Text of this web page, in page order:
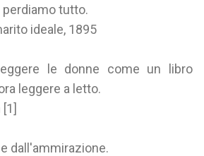
tutto.
ideale, 1895
le donne come un libro
leggere a letto.
[1]
dall'ammirazione.